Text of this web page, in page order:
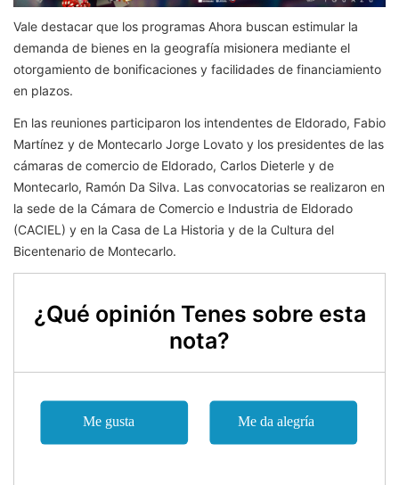
Vale destacar que los programas Ahora buscan estimular la
demanda de bienes en la geografía misionera mediante el
otorgamiento de bonificaciones y facilidades de financiamiento
en plazos.
En las reuniones participaron los intendentes de Eldorado, Fabio
Martínez y de Montecarlo Jorge Lovato y los presidentes de las
cámaras de comercio de Eldorado, Carlos Dieterle y de
Montecarlo, Ramón Da Silva. Las convocatorias se realizaron en
la sede de la Cámara de Comercio e Industria de Eldorado
(CACIEL) y en la Casa de La Historia y de la Cultura del
Bicentenario de Montecarlo.
¿Qué opinión Tenes sobre esta
nota?